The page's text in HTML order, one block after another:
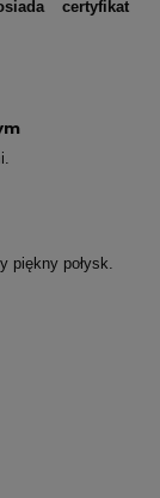
certyfikat
.
piękny połysk.